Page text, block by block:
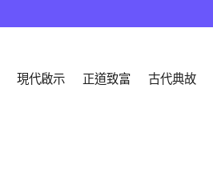
現代啟示 正道致富 古代典故